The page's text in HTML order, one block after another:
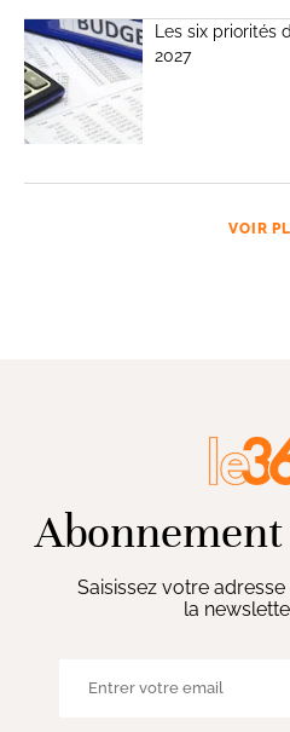
Les six priorités
2027
VOIR
Saisissez votre
la